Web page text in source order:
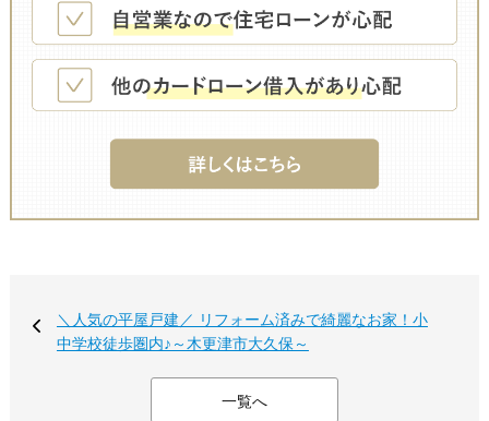
＼人気の平屋戸建／ リフォーム済みで綺麗なお家！小
中学校徒歩圏内♪～木更津市大久保～
一覧へ